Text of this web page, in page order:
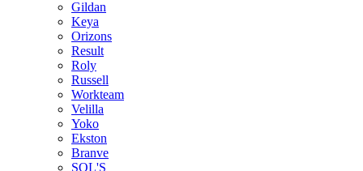
Gildan
Keya
Orizons
Result
Roly
Russell
Workteam
Velilla
Yoko
Ekston
Branve
SOL'S